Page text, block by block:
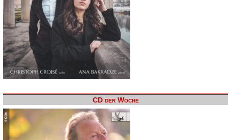
CD der Woche